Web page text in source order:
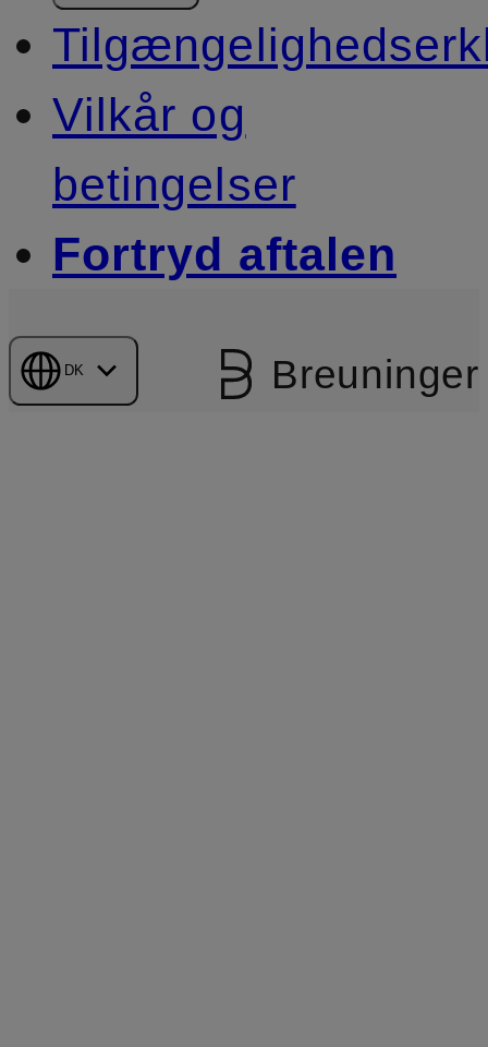
Vilkår og
betingelser
Fortryd aftalen
DK Breuninger